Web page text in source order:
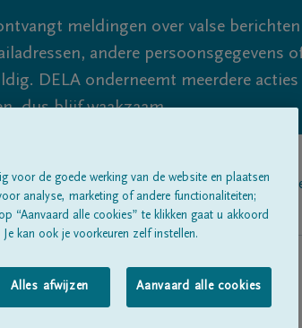
meldingen over valse
andere persoonsgegevens
DELA onderneemt meerdere
dus blijf waakzaam.
Alle rouwberichtenOver ons
voor de goede werking van de website en plaatsen
analyse, marketing of andere functionaliteiten;
“Aanvaard alle cookies” te klikken gaat u akkoord
kan ook je voorkeuren zelf instellen.
Alles afwijzen Aanvaard alle cookies